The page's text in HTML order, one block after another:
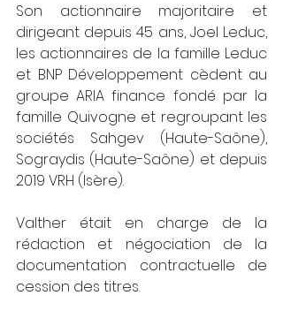
Son actionnaire majoritaire et
dirigeant depuis 45 ans, Joel Leduc,
les actionnaires de la famille Leduc
et BNP Développement cèdent au
groupe ARIA finance fondé par la
famille Quivogne et regroupant les
sociétés Sahgev (Haute-Saône),
Sograydis (Haute-Saône) et depuis
2019 VRH (Isère).
Valther était en charge de la
rédaction et négociation de la
documentation contractuelle de
cession des titres.